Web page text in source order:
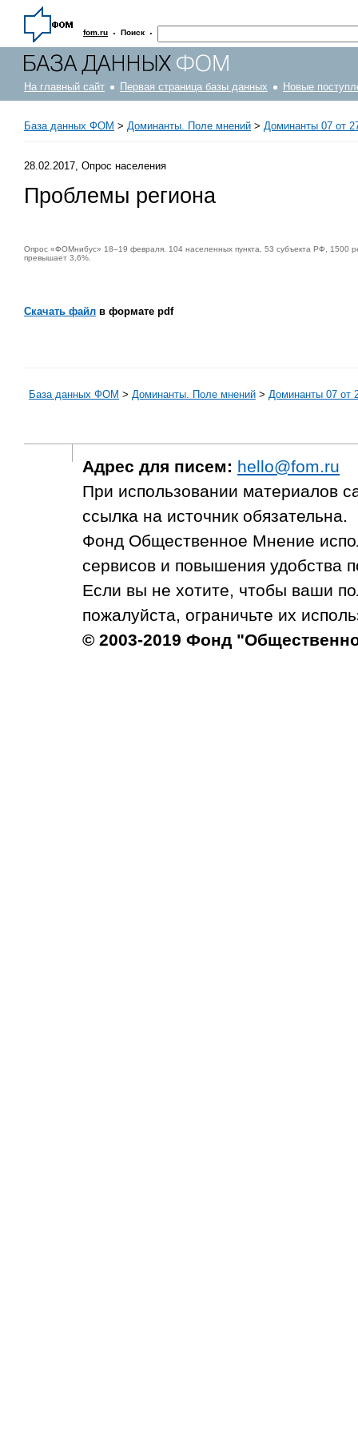
fom.ru · Поиск ·
На главный сайт Первая страница базы данных Новые
База данных ФОМ > Доминанты. Поле мнений > Доминанты 07 от
28.02.2017, Опрос населения
Проблемы региона
Опрос «ФОМнибус» 18–19 февраля. 104 населенных пункта, 53 субъекта РФ, 1500
превышает 3,6%.
Скачать файл в формате pdf
База данных ФОМ > Доминанты. Поле мнений > Доминанты 07 от
Адрес для писем: hello@fom.ru
При использовании материалов
ссылка на источник обязательна.
Фонд Общественное Мнение
сервисов и повышения удобства
Если вы не хотите, чтобы ваши
пожалуйста, ограничьте их
© 2003-2019 Фонд